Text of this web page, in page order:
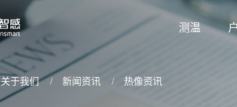
测温
关于我们 / 新闻资讯 / 热像资讯